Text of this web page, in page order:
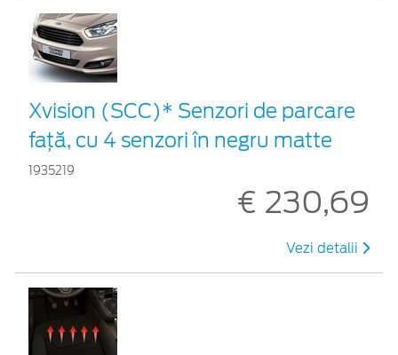
Xvision (SCC)* Senzori de parcare
faţă, cu 4 senzori în negru matte
1935219
€ 230,69
Vezi detalii